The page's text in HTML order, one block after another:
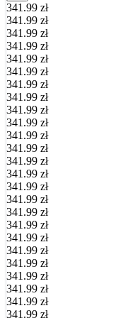
341.99 zł
341.99 zł
341.99 zł
341.99 zł
341.99 zł
341.99 zł
341.99 zł
341.99 zł
341.99 zł
341.99 zł
341.99 zł
341.99 zł
341.99 zł
341.99 zł
341.99 zł
341.99 zł
341.99 zł
341.99 zł
341.99 zł
341.99 zł
341.99 zł
341.99 zł
341.99 zł
341.99 zł
341.99 zł